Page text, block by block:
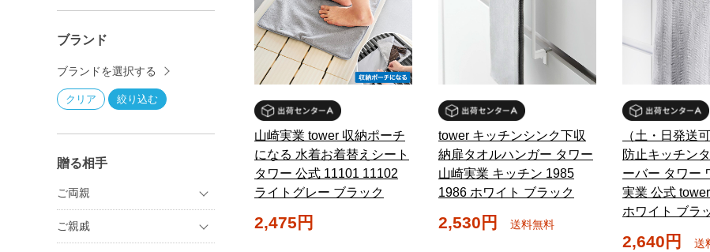
ブランド
ブランドを選択する
贈る相手
ご両親
ご親戚
山崎実業 tower 収納ポーチ
になる 水着お着替えシート
タワー 公式 11101 11102
ライトグレー ブラック
2,475円
tower キッチンシンク下収
納扉タオルハンガー タワー
山崎実業 キッチン 1985
1986 ホワイト ブラック
2,530円 送料無料
（土・日発送
防止キッチン
ーバー タワー
実業 公式
ホワイト ブラ
2,640円 送